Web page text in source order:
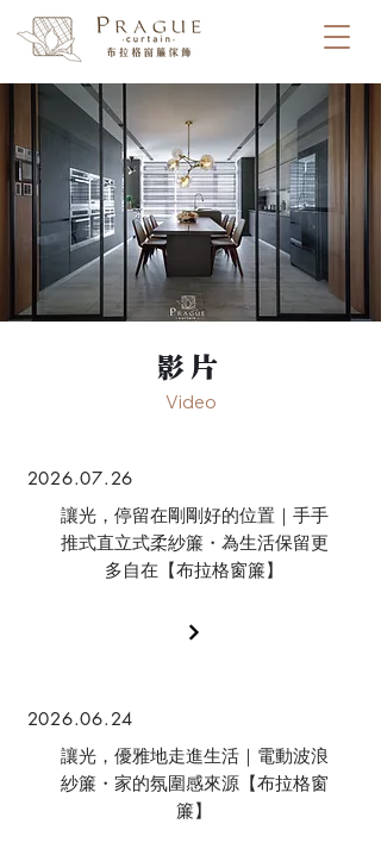
​影片
Video
2026.07.26
讓光，停留在剛剛好的位置｜手手
推式直立式柔紗簾・為生活保留更
多自在【布拉格窗簾】
2026.06.24
讓光，優雅地走進生活｜電動波浪
紗簾・家的氛圍感來源【布拉格窗
簾】